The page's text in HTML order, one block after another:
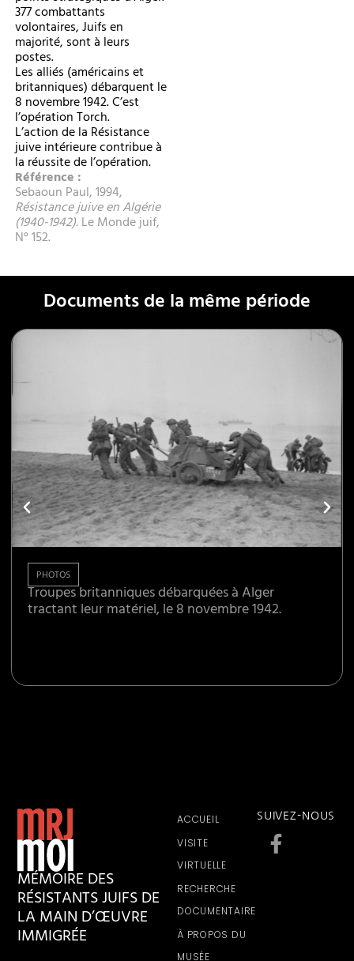
377 combattants
volontaires, Juifs en
majorité, sont à leurs
postes.
Les alliés (américains et
britanniques) débarquent le
8 novembre 1942. C’est
l’opération Torch.
L’action de la Résistance
juive intérieure contribue à
la réussite de l’opération.
Référence :
Sebaoun Paul, 1994,
Résistance juive en Algérie
(1940-1942).Le Monde juif,
N° 152.
Documents de la même période
PHOTOS
Troupes britanniques débarquées à Alger
tractant leur matériel, le 8 novembre 1942.
MÉMOIRE DES
RÉSISTANTS JUIFS DE
LA MAIN D’ŒUVRE
IMMIGRÉE
ACCUEIL
VISITE
VIRTUELLE
RECHERCHE
DOCUMENTAIRE
À PROPOS DU
MUSÉE
SUIVEZ-NOUS